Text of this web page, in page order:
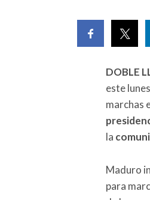
DOBLE
este
marchas
la
Maduro
para